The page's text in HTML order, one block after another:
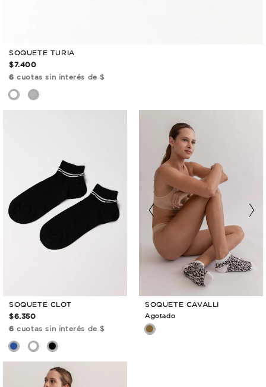
SOQUETE TURIA
$7.400
6 cuotas sin interés de $
SOQUETE CLOT
$6.350
6 cuotas sin interés de $
SOQUETE CAVALLI
Agotado